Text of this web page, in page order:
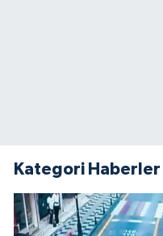
Kategori Haberler